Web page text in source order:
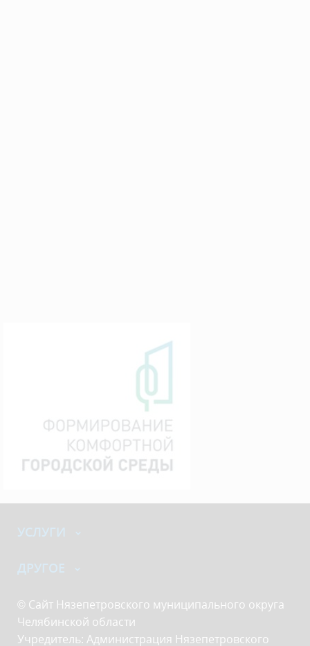
УСЛУГИ
ДРУГОЕ
© Сайт Нязепетровского муниципального округа
Челябинской области
Учредитель: Администрация Нязепетровского